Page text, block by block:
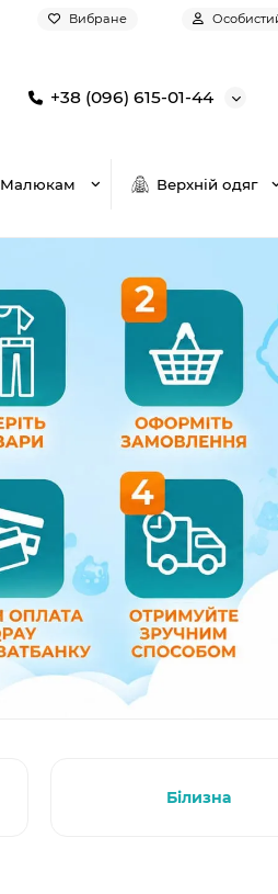
Вибране
+38 (096) 615-01-44
Малюкам Верхній одяг
Білизна